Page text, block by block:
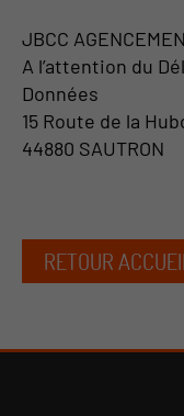
JBCC
A l’attention du
Données
15 Route de la
44880 SAUTRON
RETOUR ACCUEIL